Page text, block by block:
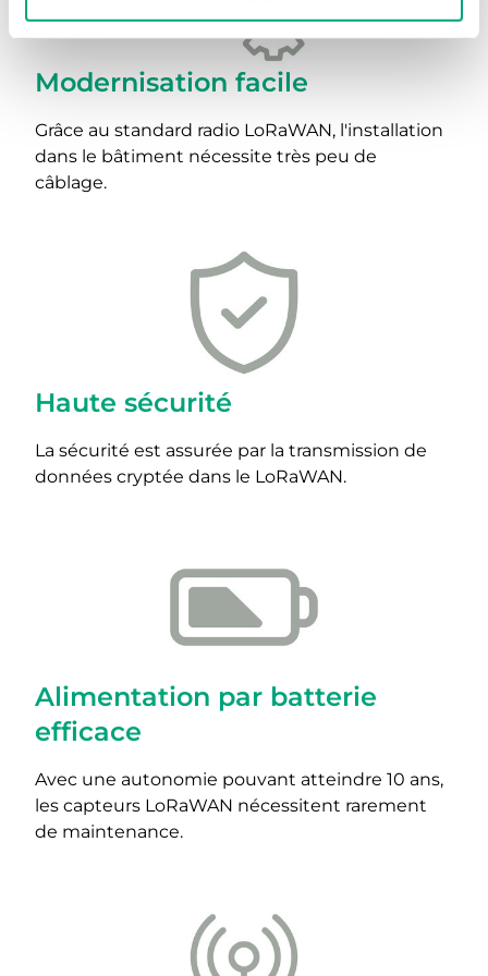
Modernisation facile
Grâce au standard radio LoRaWAN, l'installation
dans le bâtiment nécessite très peu de
câblage.
Haute sécurité
La sécurité est assurée par la transmission de
données cryptée dans le LoRaWAN.
Alimentation par batterie
efficace
Avec une autonomie pouvant atteindre 10 ans,
les capteurs LoRaWAN nécessitent rarement
de maintenance.